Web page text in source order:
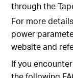
through the
For more
power
website and
If you